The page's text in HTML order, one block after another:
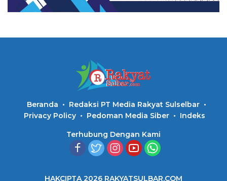
Beranda
Redaksi PT Media Rakyat Sulselbar
Privacy Policy
Pedoman Media Siber Indeks
Terhubung Dengan Kami
HAKCIPTA 2026 RAKYATSULBAR.COM